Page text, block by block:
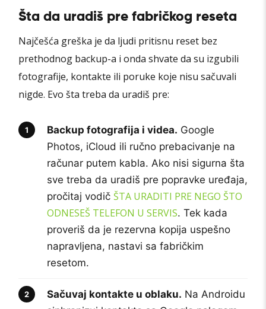
Šta da uradiš pre fabričkog reseta
Najčešća greška je da ljudi pritisnu reset bez
prethodnog backup-a i onda shvate da su izgubili
fotografije, kontakte ili poruke koje nisu sačuvali
nigde. Evo šta treba da uradiš pre:
Backup fotografija i videa. Google
Photos, iCloud ili ručno prebacivanje na
računar putem kabla. Ako nisi sigurna šta
sve treba da uradiš pre popravke uređaja,
pročitaj vodič ŠTA URADITI PRE NEGO ŠTO
ODNESEŠ TELEFON U SERVIS. Tek kada
proveriš da je rezervna kopija uspešno
napravljena, nastavi sa fabričkim
resetom.
Sačuvaj kontakte u oblaku. Na Androidu